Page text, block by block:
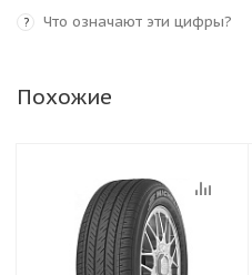
? Что означают эти цифры?
Похожие